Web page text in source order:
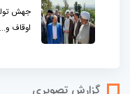
جهش
اوقاف و...
گزارش تصویری